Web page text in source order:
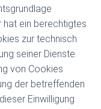
hat ein berechtigtes
zur technisch
seiner Dienste.
von Cookies
der betreffenden
Einwilligung